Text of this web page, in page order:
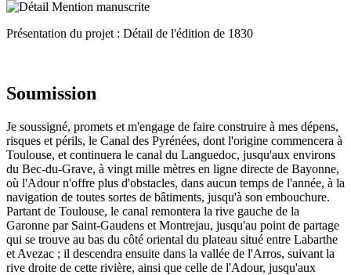
Présentation du projet : Détail de l'édition de 1830
Soumission
Je soussigné, promets et m'engage de faire construire à mes dépens,
risques et périls, le Canal des Pyrénées, dont l'origine commencera à
Toulouse, et continuera le canal du Languedoc, jusqu'aux environs
du Bec-du-Grave, à vingt mille mètres en ligne directe de Bayonne,
où l'Adour n'offre plus d'obstacles, dans aucun temps de l'année, à la
navigation de toutes sortes de bâtiments, jusqu'à son embouchure.
Partant de Toulouse, le canal remontera la rive gauche de la
Garonne par Saint-Gaudens et Montrejau, jusqu'au point de partage
qui se trouve au bas du côté oriental du plateau situé entre Labarthe
et Avezac ; il descendra ensuite dans la vallée de l'Arros, suivant la
rive droite de cette rivière, ainsi que celle de l'Adour, jusqu'aux